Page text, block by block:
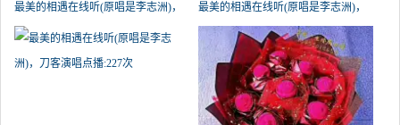
最美的相遇在线听(原唱是李志洲)，
龙湖星海科技演唱点播:302次
最美的相遇在线听(原唱是李志洲)，
我只在乎你演唱点播:261次